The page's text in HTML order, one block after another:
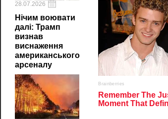
28.07.2026
Нічим воювати
далі: Трамп
визнав
виснаження
американського
арсеналу